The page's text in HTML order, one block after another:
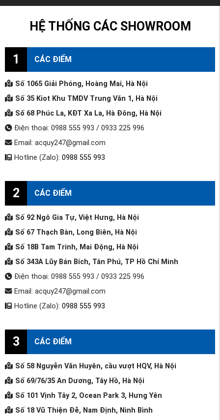
HỆ THỐNG CÁC SHOWROOM
1 CÁC ĐIỂM
Số 1065 Giải Phóng, Hoàng Mai, Hà Nội
Số 35 Kiot Khu TMDV Trung Văn 1, Hà Nội
Số 68 Phúc La, KĐT Xa La, Hà Đông, Hà Nội
Điện thoại: 0988 555 993 / 0933 225 996
Email: acquy247@gmail.com
Hotline (Zalo): 0988 555 993
2 CÁC ĐIỂM
Số 92 Ngô Gia Tự, Việt Hưng, Hà Nội
Số 67 Thạch Bàn, Long Biên, Hà Nội
Số 18B Tam Trinh, Mai Động, Hà Nội
Số 343A Lũy Bán Bích, Tân Phú, TP Hồ Chí Minh
Điện thoại: 0988 555 993 / 0933 225 996
Email: acquy247@gmail.com
Hotline (Zalo): 0988 555 993
3 CÁC ĐIỂM
Số 58 Nguyễn Văn Huyên, cầu vượt HQV, Hà Nội
Số 69/76/35 An Dương, Tây Hồ, Hà Nội
Số 101 Vịnh Tây 2, Ocean Park 3, Hưng Yên
Số 18 Vũ Thiện Đễ, Nam Định, Ninh Bình